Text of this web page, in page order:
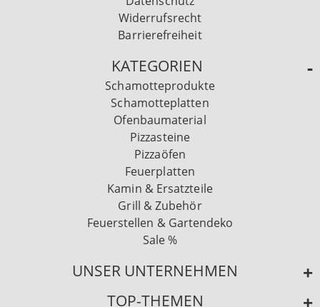
Widerrufsrecht
Barrierefreiheit
KATEGORIEN
Schamotteprodukte
Schamotteplatten
Ofenbaumaterial
Pizzasteine
Pizzaöfen
Feuerplatten
Kamin & Ersatzteile
Grill & Zubehör
Feuerstellen & Gartendeko
Sale %
UNSER UNTERNEHMEN
TOP-THEMEN